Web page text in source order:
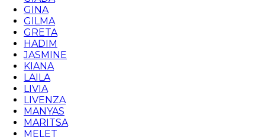
GINA
GILMA
GRETA
HADIM
JASMINE
KIANA
LAILA
LIVIA
LIVENZA
MANYAS
MARITSA
MELET